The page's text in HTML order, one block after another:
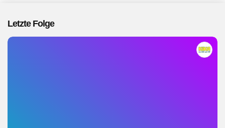
Geheimnisse des Universums zu entdecken und mehr
verfügbar. Insgesamt wurden 72 Folgen ausgestrahlt, die
Letzte Folge